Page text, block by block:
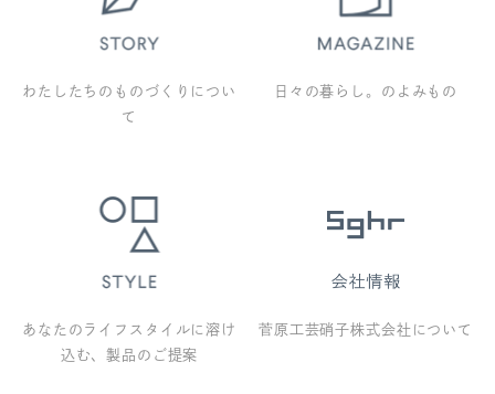
わたしたちのものづくりについ
て
日々の暮らし。のよみもの
あなたのライフスタイルに溶け
込む、製品のご提案
菅原工芸硝子株式会社について